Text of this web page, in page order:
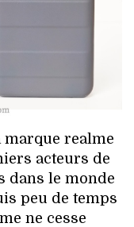
marque realme
acteurs de
dans le monde
peu de temps
ne cesse